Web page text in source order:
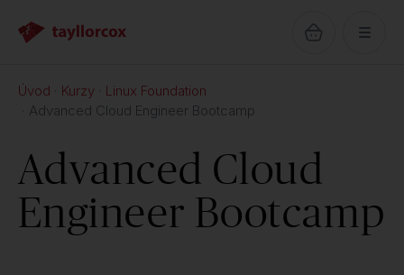
Úvod Kurzy
Linux Foundation
Advanced Cloud Engineer Bootcamp
Advanced Cloud
Engineer Bootcamp